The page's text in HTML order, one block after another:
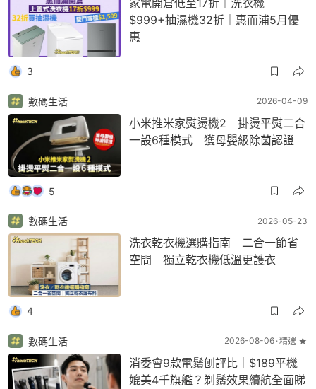
家電開倉低至17折｜洗衣機
$999+抽濕機32折｜惠而浦5月優
惠
3
數碼生活 2026-04-09
小米推米家熨燙機2 掛燙平熨二合
一設6種模式 獲母嬰級除菌認證
5
數碼生活 2026-05-23
洗衣乾衣機選購指南 二合一節省
空間 獨立乾衣機低溫更護衣
4
數碼生活 2026-08-06 精選 ★
消委會9款電鬚刨評比｜$189平機
媲美4千旗艦？剃鬚效果續航全面睇